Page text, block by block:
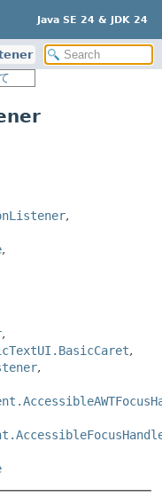
Java SE 24 & JDK 24
,
,
,
,
,